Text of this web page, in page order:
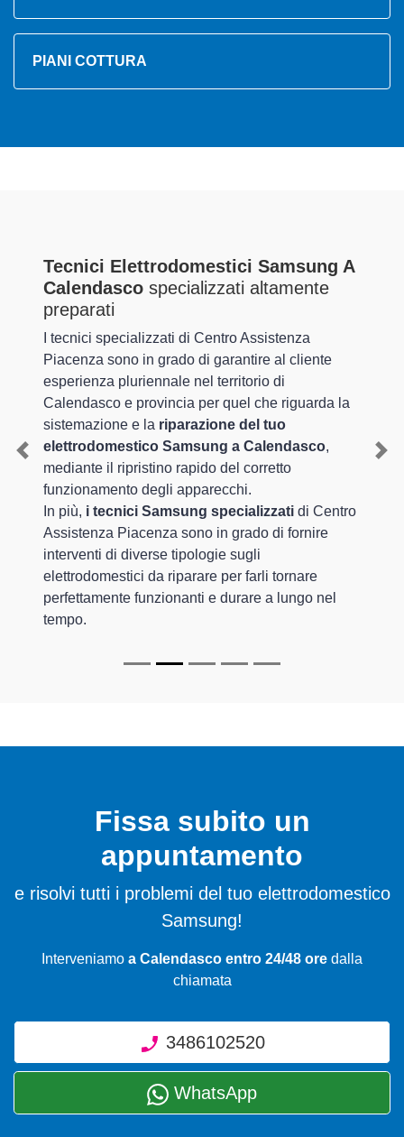
PIANI COTTURA
Tecnici Elettrodomestici Samsung A
Calendasco specializzati altamente
preparati
I tecnici specializzati di Centro Assistenza
Piacenza sono in grado di garantire al cliente
esperienza pluriennale nel territorio di
Calendasco e provincia per quel che riguarda la
sistemazione e la riparazione del tuo
elettrodomestico Samsung a Calendasco,
mediante il ripristino rapido del corretto
funzionamento degli apparecchi.
In più, i tecnici Samsung specializzati di Centro
Assistenza Piacenza sono in grado di fornire
interventi di diverse tipologie sugli
elettrodomestici da riparare per farli tornare
perfettamente funzionanti e durare a lungo nel
tempo.
Previous
Fissa subito un
appuntamento
e risolvi tutti i problemi del tuo elettrodomestico
Samsung!
Interveniamo a Calendasco entro 24/48 ore dalla
chiamata
3486102520
WhatsApp